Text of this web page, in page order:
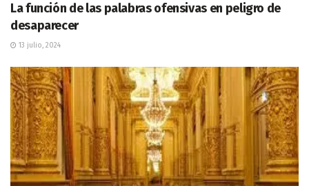
La función de las palabras ofensivas en peligro de
desaparecer
13 julio, 2024